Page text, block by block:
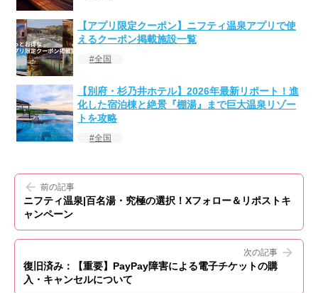
【アプリ限定クーポン】ニフティ温泉アプリで使
えるクーポン掲載施設一覧
全国
【別府・杉乃井ホテル】2026年最新リポート！進
化した宿泊棟と絶景『棚湯』まで巨大温泉リゾー
トを攻略
全国
前の記事
ニフティ温泉|百名湯・究極の選択！Xフォロー＆リポストキ
ャンペーン
次の記事
復旧済み：【重要】PayPay障害による電子チケットの購
入・キャンセルについて